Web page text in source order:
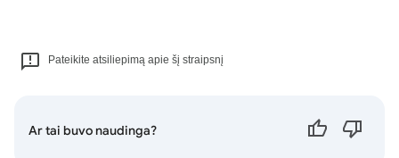
Pateikite atsiliepimą apie šį straipsnį
Ar tai buvo naudinga?